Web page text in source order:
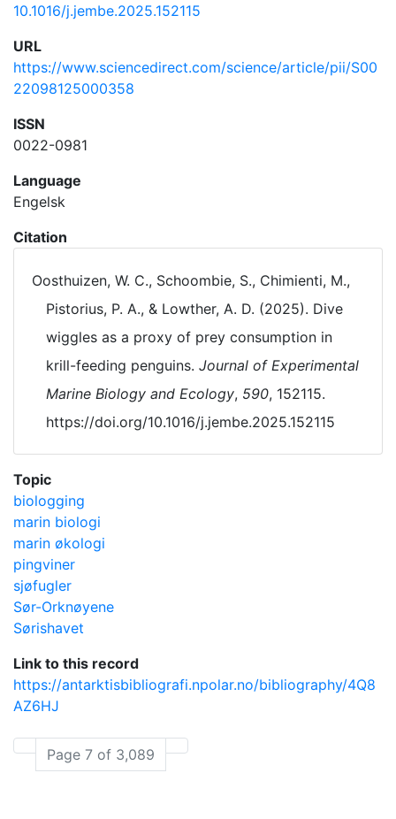
10.1016/j.jembe.2025.152115
URL
https://www.sciencedirect.com/science/article/pii/S00
22098125000358
ISSN
0022-0981
Language
Engelsk
Citation
Oosthuizen, W. C., Schoombie, S., Chimienti, M.,
Pistorius, P. A., & Lowther, A. D. (2025). Dive
wiggles as a proxy of prey consumption in
krill-feeding penguins. Journal of Experimental
Marine Biology and Ecology, 590, 152115.
https://doi.org/10.1016/j.jembe.2025.152115
Topic
biologging
marin biologi
marin økologi
pingviner
sjøfugler
Sør-Orknøyene
Sørishavet
Link to this record
https://antarktisbibliografi.npolar.no/bibliography/4Q8
AZ6HJ
Page 7 of 3,089